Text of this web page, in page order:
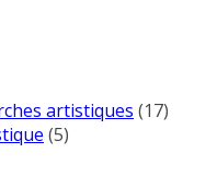
artistiques (17)
(5)